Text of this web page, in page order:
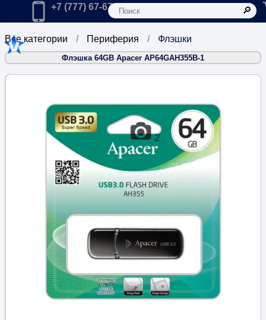
Главная
Позвонить в компанию по телефону:
+7 (777) 67-67-666
Флэшки
Периферия
Все категории
Флэшка 64GB Apacer AP64GAH355B-1
2